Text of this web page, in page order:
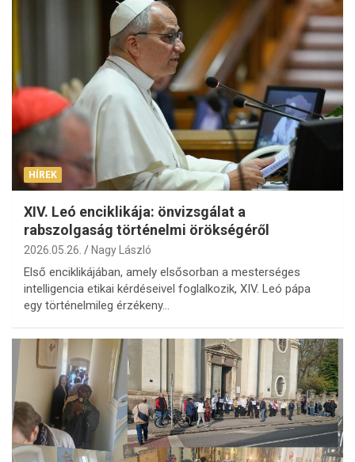
HÍREK
XIV. Leó enciklikája: önvizsgálat a
rabszolgaság történelmi örökségéről
2026.05.26. Nagy László
Első enciklikájában, amely elsősorban a mesterséges
intelligencia etikai kérdéseivel foglalkozik, XIV. Leó pápa
egy történelmileg érzékeny…